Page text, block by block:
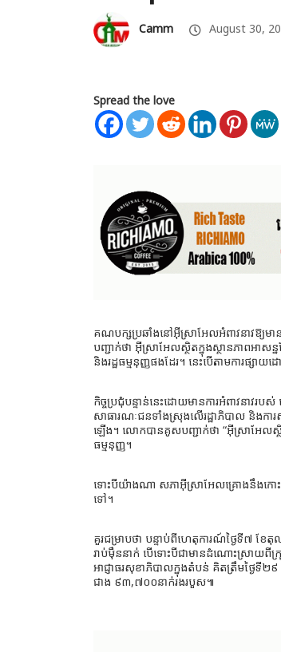
Camm August 30,
Spread the love
គណបក្សប្រឆាំងនៅអ៊ីស្រាអែលអំពាវនាវឱ្យម
បញ្ជាក់ថា អ៊ីស្រាអែលស្ថិតក្នុងស្ថានភាពអា
និងរដ្ឋធម្មនុញ្ញផងដែរ។ នេះបើតាមការផ្ស
កិច្ចប្រជុំបន្ទាន់នេះដោយមានការអំពាវនាវ
សាធារណៈជនទាំងស្រុងលើរដ្ឋាភិបាល និងការ
ឡើង។ លោកបានគូសបញ្ជាក់ថា “អ៊ីស្រាអែលស្
ធម្មនុញ្ញ។
ទោះបីយ៉ាងណា សភាអ៊ីស្រាអែលគ្រោងនឹងកោះប្
ទៅ។
គួរជម្រាបថា បន្ទាប់ពីហេតុការណ៍ថ្ងៃទី៧ ខ
រាប់ម៉ឺននាក់ បើទោះបីជាមានដំណោះស្រាយពី
អាជ្ញាធរសុខាភិបាលក្នុងតំបន់ គិតត្រឹមថ្ងៃទី
ជាង ៩៣,៧០០នាក់រងរបួស៕